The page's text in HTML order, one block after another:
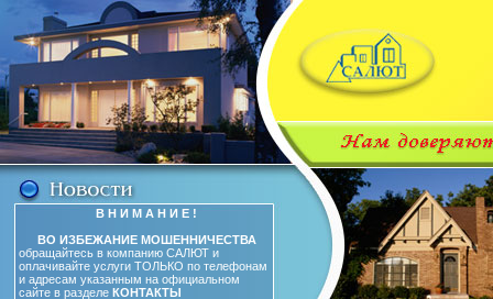
В Н И М А Н И Е !
ВО ИЗБЕЖАНИЕ МОШЕННИЧЕСТВА
обращайтесь в компанию САЛЮТ и
оплачивайте услуги ТОЛЬКО по телефонам
и адресам указанным на официальном
сайте в разделе КОНТАКТЫ